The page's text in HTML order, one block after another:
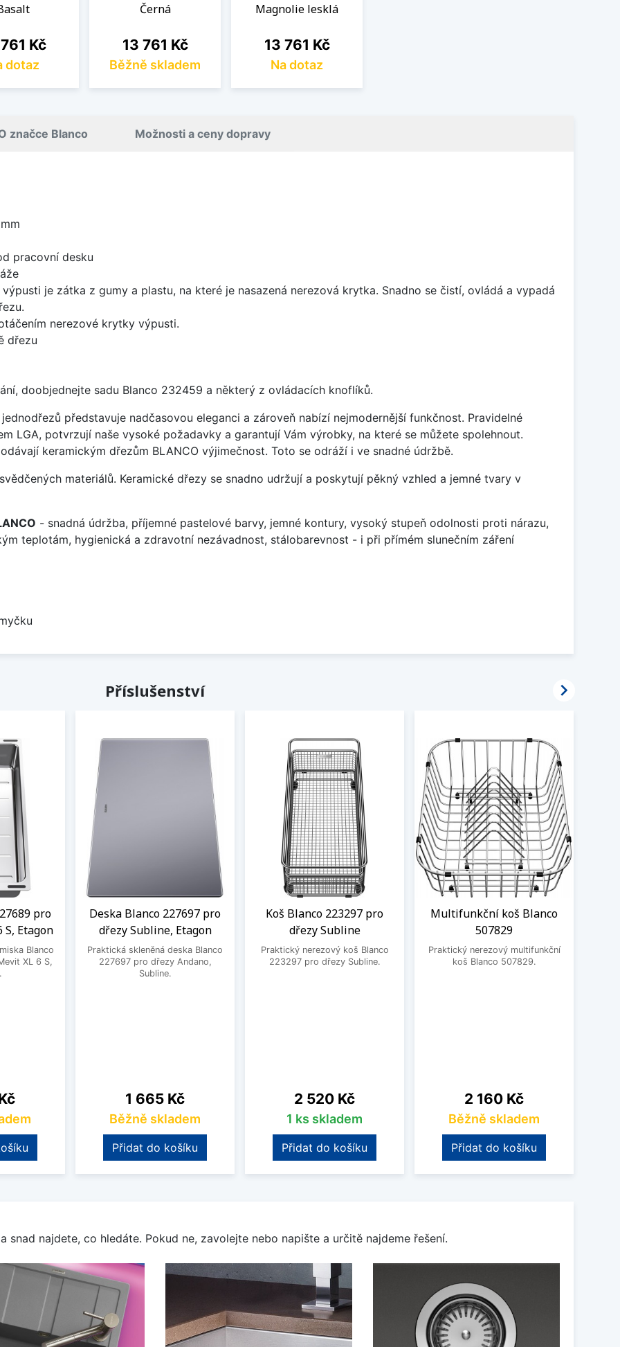
Kč
dotaz
Černá
Cena
13 761 Kč
Běžně skladem
Magnolie lesklá
Cena
13 761 Kč
Na dotaz
značce Blanco Možnosti a ceny dopravy
pracovní desku
je zátka z gumy a plastu, na které je nasazená nerezová krytka. Snadno se čistí, ovládá a vypadá
nerezové krytky výpusti.
dřezu
doobjednejte sadu Blanco 232459 a některý z ovládacích knoflíků.
představuje nadčasovou eleganci a zároveň nabízí nejmodernější funkčnost. Pravidelné
LGA, potvrzují naše vysoké požadavky a garantují Vám výrobky, na které se můžete spolehnout.
keramickým dřezům BLANCO výjimečnost. Toto se odráží i ve snadné údržbě.
materiálů. Keramické dřezy se snadno udržují a poskytují pěkný vzhled a jemné tvary v
- snadná údržba, příjemné pastelové barvy, jemné kontury, vysoký stupeň odolnosti proti nárazu,
teplotám, hygienická a zdravotní nezávadnost, stálobarevnost - i při přímém slunečním záření
Příslušenství
pro
S, Etagon
Blanco
XL 6 S,
Deska Blanco 227697 pro
dřezy Subline, Etagon
Praktická skleněná deska Blanco
227697 pro dřezy Andano,
Subline.
Cena
1 665 Kč
Běžně skladem
Přidat do košíku
Koš Blanco 223297 pro
dřezy Subline
Praktický nerezový koš Blanco
223297 pro dřezy Subline.
Cena
2 520 Kč
1 ks skladem
Přidat do košíku
Multifunkční koš Blanco
507829
Praktický nerezový multifunkční
koš Blanco 507829.
Cena
2 160 Kč
Běžně skladem
Přidat do košíku

snad najdete, co hledáte. Pokud ne, zavolejte nebo napište a určitě najdeme řešení.